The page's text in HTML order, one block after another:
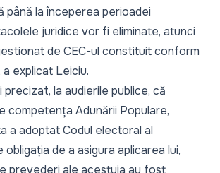
până la începerea perioadei
juridice vor fi eliminate, atunci
de CEC-ul constituit conform
a explicat Leiciu.
precizat, la audierile publice, că
competența Adunării Populare,
a adoptat Codul electoral al
obligația de a asigura aplicarea lui,
prevederi ale acestuia au fost